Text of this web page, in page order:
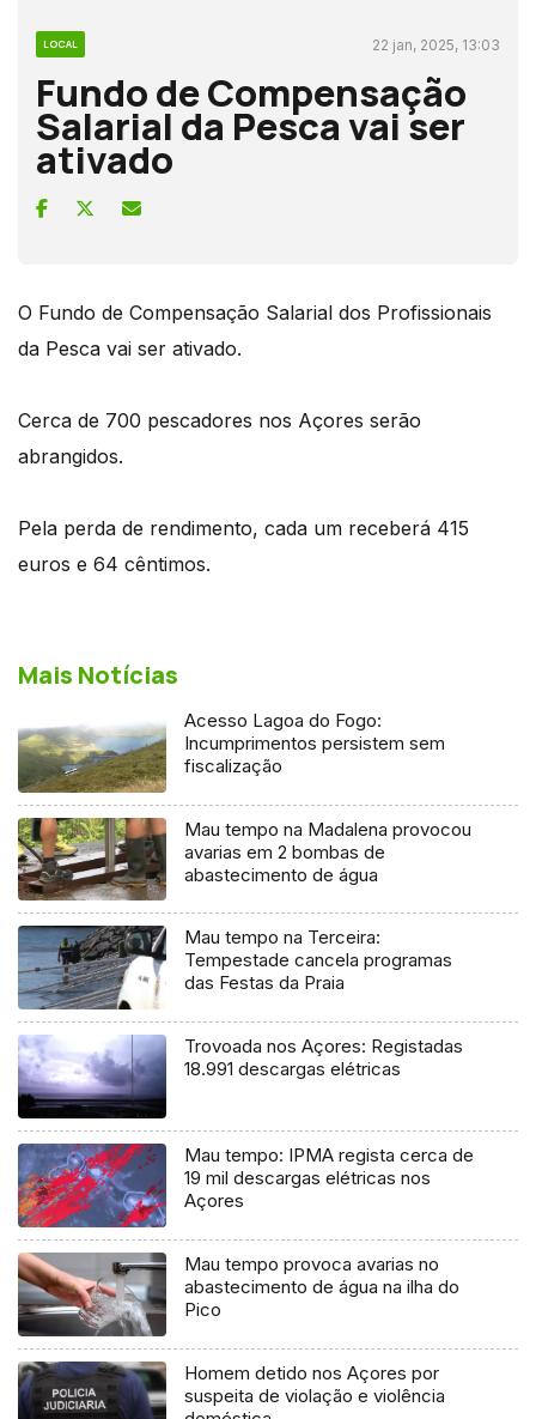
LOCAL 22 jan, 2025, 13:03
Fundo de Compensação
Salarial da Pesca vai ser
ativado
O Fundo de Compensação Salarial dos Profissionais
da Pesca vai ser ativado.
Cerca de 700 pescadores nos Açores serão
abrangidos.
Pela perda de rendimento, cada um receberá 415
euros e 64 cêntimos.
Mais Notícias
Acesso Lagoa do Fogo:
Incumprimentos persistem sem
fiscalização
Mau tempo na Madalena provocou
avarias em 2 bombas de
abastecimento de água
Mau tempo na Terceira:
Tempestade cancela programas
das Festas da Praia
Trovoada nos Açores: Registadas
18.991 descargas elétricas
Mau tempo: IPMA regista cerca de
19 mil descargas elétricas nos
Açores
Mau tempo provoca avarias no
abastecimento de água na ilha do
Pico
Homem detido nos Açores por
suspeita de violação e violência